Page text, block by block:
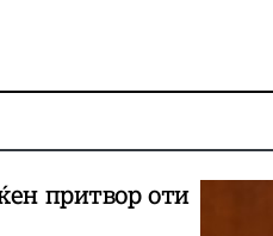
притвор оти